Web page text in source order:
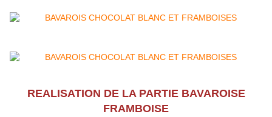
REALISATION DE LA PARTIE BAVAROISE
FRAMBOISE